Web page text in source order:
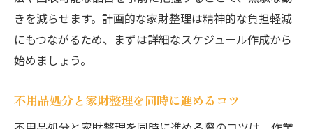
きを減らせます。計画的な家財整理は精神的な負担軽減
にもつながるため、まずは詳細なスケジュール作成から
始めましょう。
不用品処分と家財整理を同時に進めるコツ